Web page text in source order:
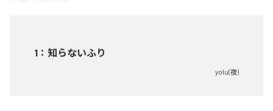
1 ： 知らないふり
yolu(夜)